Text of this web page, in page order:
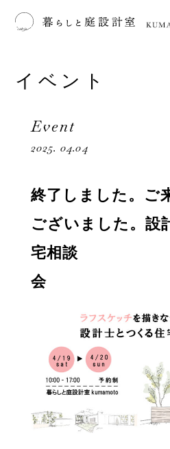
イベント
Event
2025. 04.04
終了しました。ご
ございました。設
宅相談